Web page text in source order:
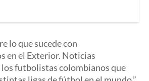
lo que sucede con
en el Exterior. Noticias
los futbolistas colombianos que